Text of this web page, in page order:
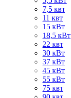
7,5 квт
11 квт
15 кВт
18,5 кВт
22 квт
30 кВт
37 кВт
45 кВт
55 кВт
75 квт